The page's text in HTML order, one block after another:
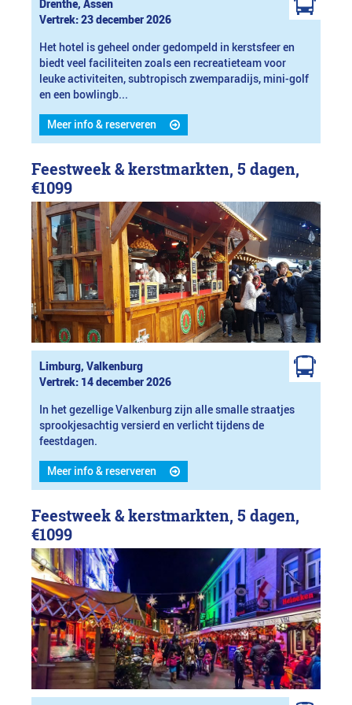
Drenthe, Assen
Vertrek: 23 december 2026
Het hotel is geheel onder gedompeld in kerstsfeer en
biedt veel faciliteiten zoals een recreatieteam voor
leuke activiteiten, subtropisch zwemparadijs, mini-golf
en een bowlingb...
Meer info & reserveren
Feestweek & kerstmarkten, 5 dagen,
€1099
Limburg, Valkenburg
Vertrek: 14 december 2026
In het gezellige Valkenburg zijn alle smalle straatjes
sprookjesachtig versierd en verlicht tijdens de
feestdagen.
Meer info & reserveren
Feestweek & kerstmarkten, 5 dagen,
€1099